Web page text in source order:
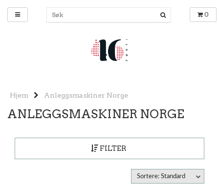
0
Hjem Anleggsmaskiner Norge
ANLEGGSMASKINER NORGE
FILTER
Sortere: Standard